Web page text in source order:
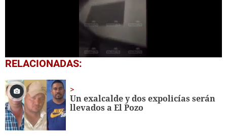
0
seconds
27
seconds
RELACIONADAS:
Un exalcalde y dos expolicías serán
llevados a El Pozo